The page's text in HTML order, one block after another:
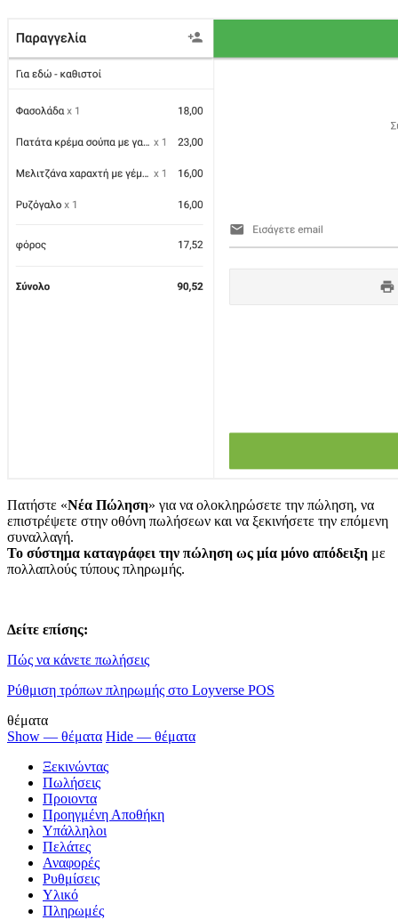
Πατήστε «Νέα Πώληση» για να ολοκληρώσετε την πώληση, να
επιστρέψετε στην οθόνη πωλήσεων και να ξεκινήσετε την επόμενη
συναλλαγή.
Το σύστημα καταγράφει την πώληση ως μία μόνο απόδειξη με
πολλαπλούς τύπους πληρωμής.
Δείτε επίσης:
Πώς να κάνετε πωλήσεις
Ρύθμιση τρόπων πληρωμής στο Loyverse POS
θέματα
Show — θέματα Hide — θέματα
Ξεκινώντας
Πωλήσεις
Προιοντα
Προηγμένη Αποθήκη
Υπάλληλοι
Πελάτες
Αναφορές
Ρυθμίσεις
Υλικό
Πληρωμές